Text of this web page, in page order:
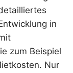
in
zum Beispiel
Nur